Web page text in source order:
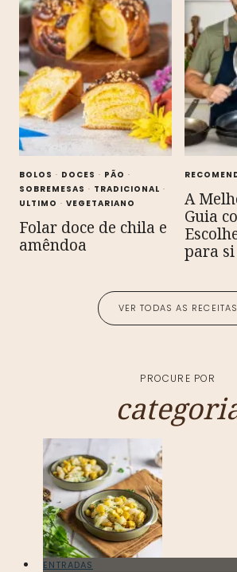
BOLOS · DOCES · PÃO ·
SOBREMESAS · TRADICIONAL ·
ULTIMO · VEGETARIANO
Folar doce de chila e
amêndoa
A
Guia
para si
VER TODAS AS RECEITAS
PROCURE POR
ENTRADAS